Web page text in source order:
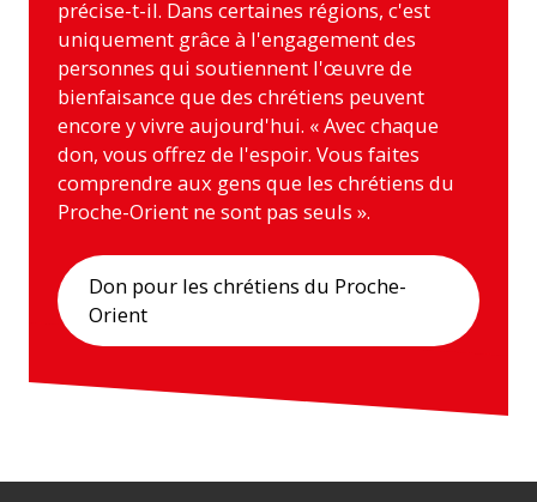
précise-t-il. Dans certaines régions, c'est
uniquement grâce à l'engagement des
personnes qui soutiennent l'œuvre de
bienfaisance que des chrétiens peuvent
encore y vivre aujourd'hui. « Avec chaque
don, vous offrez de l'espoir. Vous faites
comprendre aux gens que les chrétiens du
Proche-Orient ne sont pas seuls ».
Don pour les chrétiens du Proche-
Orient